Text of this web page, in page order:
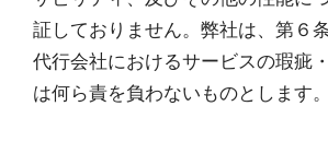
証しておりません。弊社は、第６
代行会社におけるサービスの瑕疵
は何ら責を負わないものとします。